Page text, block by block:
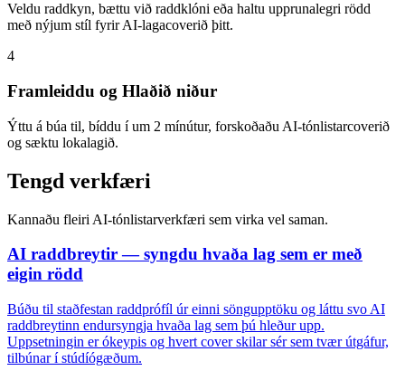
Veldu raddkyn, bættu við raddklóni eða haltu upprunalegri rödd
með nýjum stíl fyrir AI-lagacoverið þitt.
4
Framleiddu og Hlaðið niður
Ýttu á búa til, bíddu í um 2 mínútur, forskoðaðu AI-tónlistarcoverið
og sæktu lokalagið.
Tengd verkfæri
Kannaðu fleiri AI-tónlistarverkfæri sem virka vel saman.
AI raddbreytir — syngdu hvaða lag sem er með
eigin rödd
Búðu til staðfestan raddprófíl úr einni söngupptöku og láttu svo AI
raddbreytinn endursyngja hvaða lag sem þú hleður upp.
Uppsetningin er ókeypis og hvert cover skilar sér sem tvær útgáfur,
tilbúnar í stúdíógæðum.